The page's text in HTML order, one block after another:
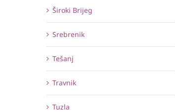
Široki Brijeg
Srebrenik
Tešanj
Travnik
Tuzla